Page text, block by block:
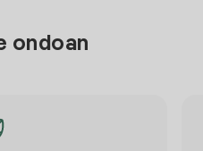
ondoan